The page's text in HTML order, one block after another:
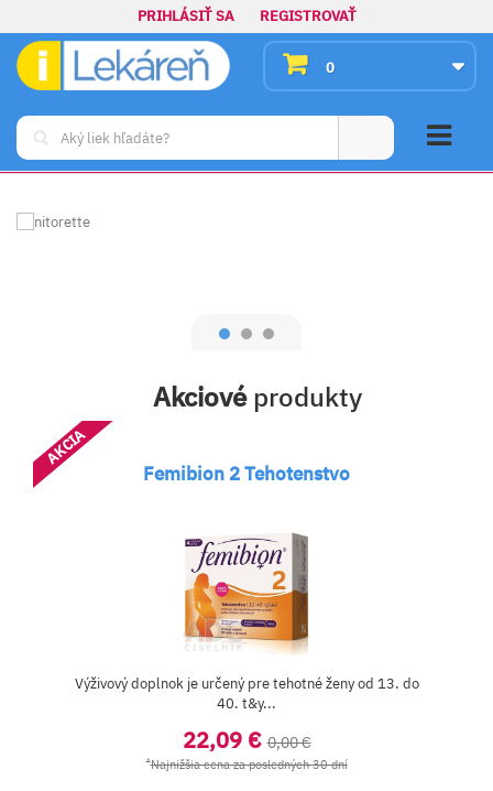
PRIHLÁSIŤ SA REGISTROVAŤ
0
Akciovéprodukty
Femibion 2 Tehotenstvo
AKCIA
Výživový doplnok je určený pre tehotné ženy od 13. do
40. t&y...
22,09 €0,00 €
*Najnižšia cena za posledných 30 dní